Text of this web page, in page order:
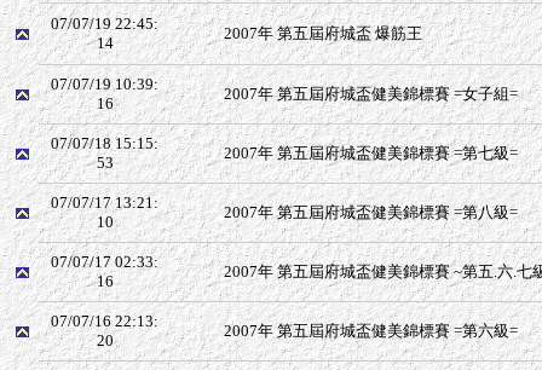
07/07/19 22:45:
14
2007年 第五屆府城盃 爆筋王
07/07/19 10:39:
16
2007年 第五屆府城盃健美錦標賽 =女子組=
07/07/18 15:15:
53
2007年 第五屆府城盃健美錦標賽 =第七級=
07/07/17 13:21:
10
2007年 第五屆府城盃健美錦標賽 =第八級=
07/07/17 02:33:
16
2007年 第五屆府城盃健美錦標賽 ~第五.六.七
07/07/16 22:13:
20
2007年 第五屆府城盃健美錦標賽 =第六級=